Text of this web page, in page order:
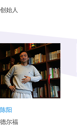
创始人
陈阳
德尔福